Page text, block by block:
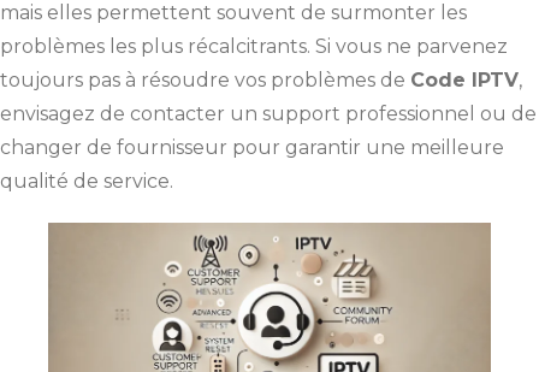
mais elles permettent souvent de surmonter les
problèmes les plus récalcitrants. Si vous ne parvenez
toujours pas à résoudre vos problèmes de Code IPTV,
envisagez de contacter un support professionnel ou de
changer de fournisseur pour garantir une meilleure
qualité de service.